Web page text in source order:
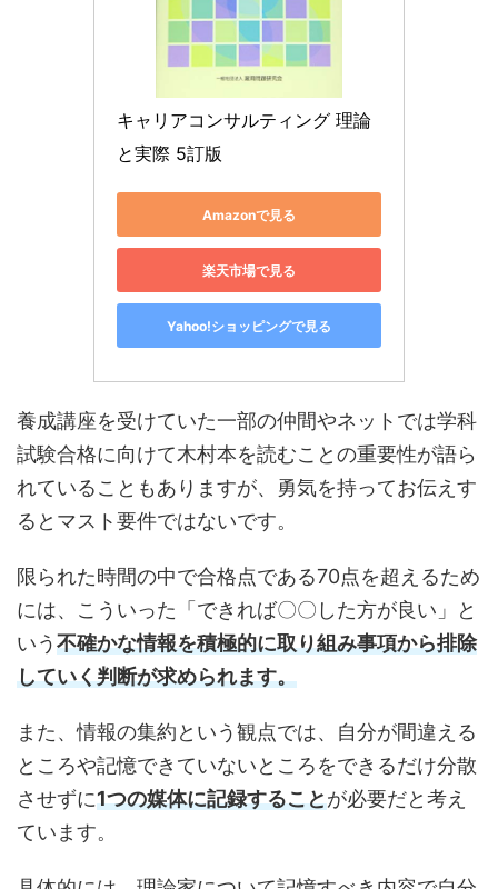
キャリアコンサルティング 理論
と実際 5訂版
Amazonで見る
楽天市場で見る
Yahoo!ショッピングで見る
養成講座を受けていた一部の仲間やネットでは学科
試験合格に向けて木村本を読むことの重要性が語ら
れていることもありますが、勇気を持ってお伝えす
るとマスト要件ではないです。
限られた時間の中で合格点である70点を超えるため
には、こういった「できれば〇〇した方が良い」と
いう不確かな情報を積極的に取り組み事項から排除
していく判断が求められます。
また、情報の集約という観点では、自分が間違える
ところや記憶できていないところをできるだけ分散
させずに1つの媒体に記録することが必要だと考え
ています。